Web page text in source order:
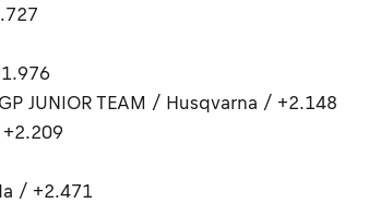
JUNIOR TEAM / Husqvarna / +2.148
+2.209
/ +2.471